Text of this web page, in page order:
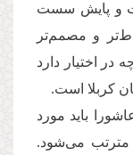
و پایش سست
و مصمم‌‌تر
اختیار دارد
كربلا است.
باید مورد
مترتب می‌‌شود.